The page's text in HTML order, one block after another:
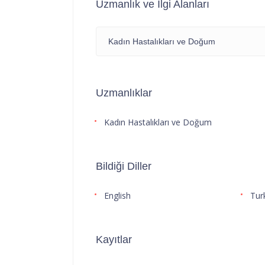
Uzmanlık ve İlgi Alanları
Kadın Hastalıkları ve Doğum
Uzmanlıklar
Kadın Hastalıkları ve Doğum
Bildiği Diller
English
Kayıtlar